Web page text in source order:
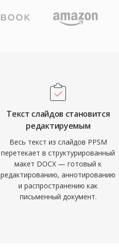
Текст слайдов становится
редактируемым
Весь текст из слайдов PPSM
перетекает в структурированный
макет DOCX — готовый к
редактированию, аннотированию
и распространению как
письменный документ.